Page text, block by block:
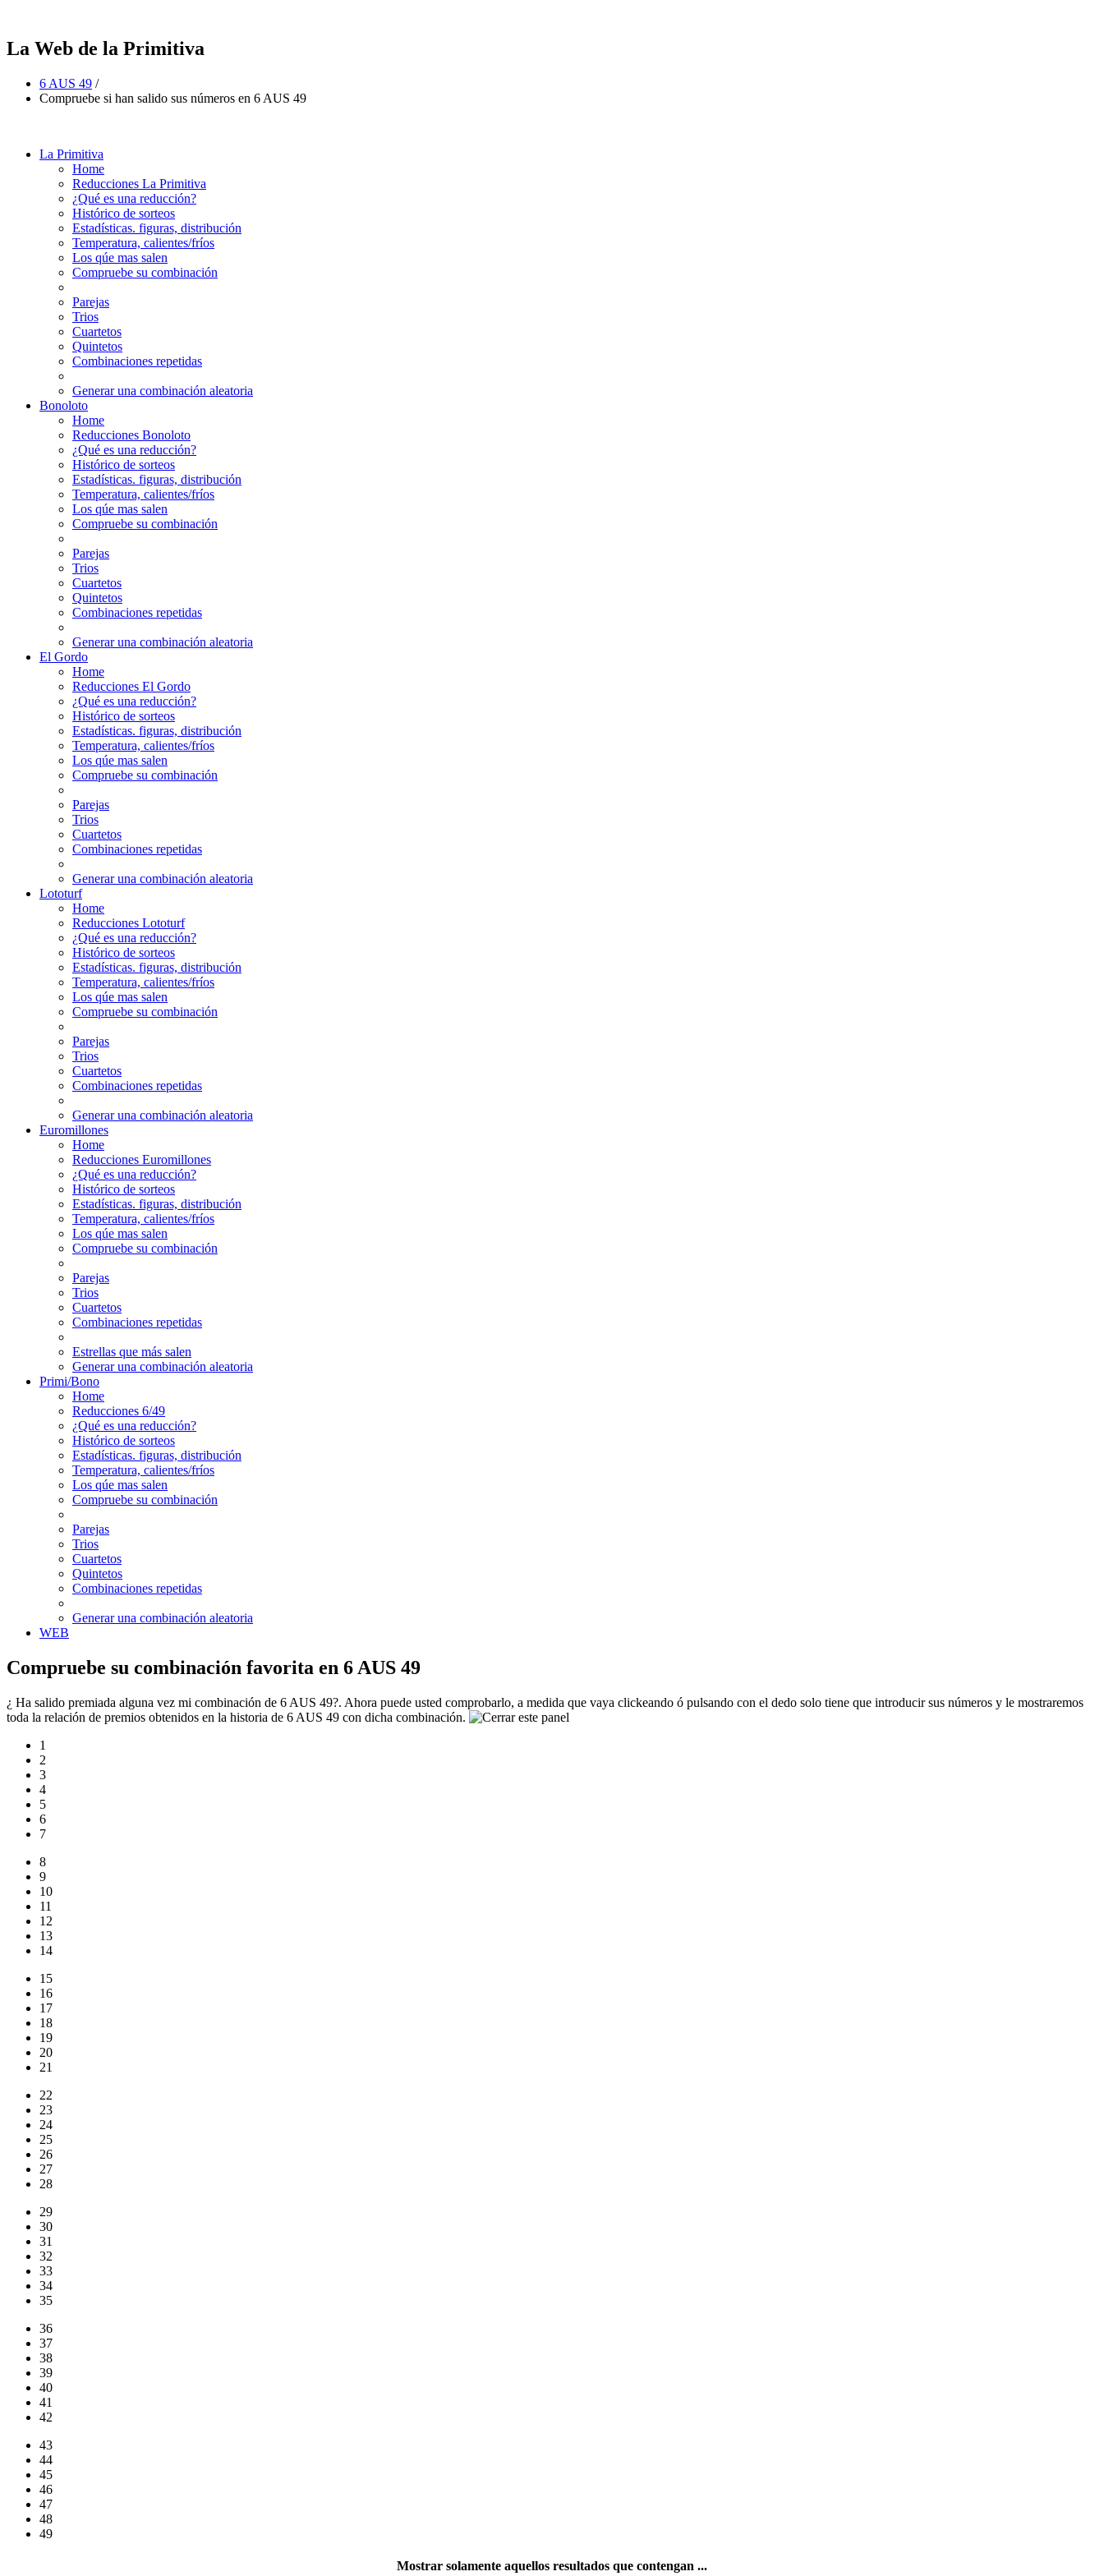
La Web de la Primitiva
6 AUS 49 /
Compruebe si han salido sus números en 6 AUS 49
La Primitiva
Home
Reducciones La Primitiva
¿Qué es una reducción?
Histórico de sorteos
Estadísticas. figuras, distribución
Temperatura, calientes/fríos
Los qúe mas salen
Compruebe su combinación
Parejas
Trios
Cuartetos
Quintetos
Combinaciones repetidas
Generar una combinación aleatoria
Bonoloto
Home
Reducciones Bonoloto
¿Qué es una reducción?
Histórico de sorteos
Estadísticas. figuras, distribución
Temperatura, calientes/fríos
Los qúe mas salen
Compruebe su combinación
Parejas
Trios
Cuartetos
Quintetos
Combinaciones repetidas
Generar una combinación aleatoria
El Gordo
Home
Reducciones El Gordo
¿Qué es una reducción?
Histórico de sorteos
Estadísticas. figuras, distribución
Temperatura, calientes/fríos
Los qúe mas salen
Compruebe su combinación
Parejas
Trios
Cuartetos
Combinaciones repetidas
Generar una combinación aleatoria
Lototurf
Home
Reducciones Lototurf
¿Qué es una reducción?
Histórico de sorteos
Estadísticas. figuras, distribución
Temperatura, calientes/fríos
Los qúe mas salen
Compruebe su combinación
Parejas
Trios
Cuartetos
Combinaciones repetidas
Generar una combinación aleatoria
Euromillones
Home
Reducciones Euromillones
¿Qué es una reducción?
Histórico de sorteos
Estadísticas. figuras, distribución
Temperatura, calientes/fríos
Los qúe mas salen
Compruebe su combinación
Parejas
Trios
Cuartetos
Combinaciones repetidas
Estrellas que más salen
Generar una combinación aleatoria
Primi/Bono
Home
Reducciones 6/49
¿Qué es una reducción?
Histórico de sorteos
Estadísticas. figuras, distribución
Temperatura, calientes/fríos
Los qúe mas salen
Compruebe su combinación
Parejas
Trios
Cuartetos
Quintetos
Combinaciones repetidas
Generar una combinación aleatoria
WEB
Compruebe su combinación favorita en 6 AUS 49
¿ Ha salido premiada alguna vez mi combinación de 6 AUS 49?. Ahora puede usted comprobarlo, a medida que vaya clickeando ó pulsando con el dedo solo tiene que introducir sus números y le mostraremos
toda la relación de premios obtenidos en la historia de 6 AUS 49 con dicha combinación.
1
2
3
4
5
6
7
8
9
10
11
12
13
14
15
16
17
18
19
20
21
22
23
24
25
26
27
28
29
30
31
32
33
34
35
36
37
38
39
40
41
42
43
44
45
46
47
48
49
Mostrar solamente aquellos resultados que contengan ...